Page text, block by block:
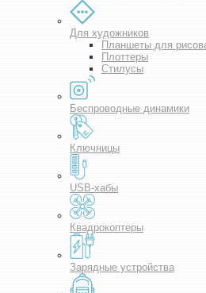
Для художников
Планшеты для
Плоттеры
Стилусы
Беспроводные динамики
Ключницы
USB-хабы
Квадрокоптеры
Зарядные устройства